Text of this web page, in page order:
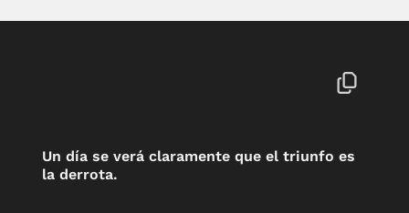
Un día se verá claramente que el triunfo es
la derrota.